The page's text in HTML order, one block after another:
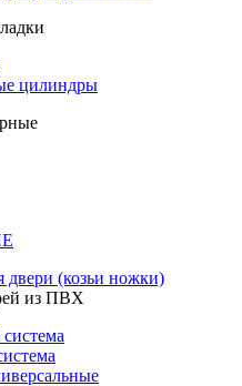
цилиндры
двери (козьи ножки)
из ПВХ